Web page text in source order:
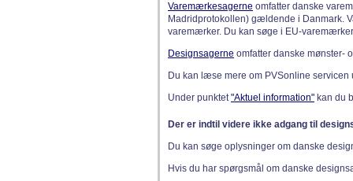
Varemærkesagerne omfatter danske
Madridprotokollen) gældende i Danmark.
varemærker. Du kan søge i EU-
Designsagerne omfatter danske mønster-
Du kan læse mere om PVSonline
Under punktet"Aktuel information" kan du
Der er indtil videre ikke adgang til
Du kan søge oplysninger om danske
Hvis du har spørgsmål om danske